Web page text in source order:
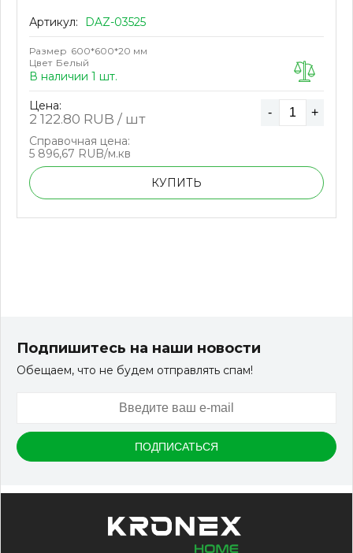
Артикул: DAZ-03525
Размер 600*600*20 мм
Цвет Белый
В наличии 1 шт.
Цена:
2 122.80 RUB / шт - +
Справочная цена:
5 896,67 RUB/м.кв
КУПИТЬ
Подпишитесь на наши новости
Обещаем, что не будем отправлять спам!